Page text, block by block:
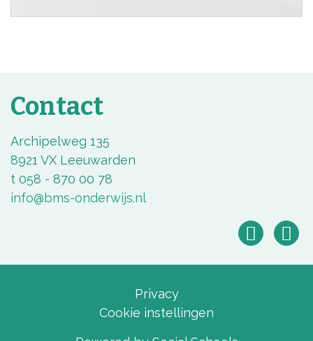
Contact
Archipelweg 135
8921 VX Leeuwarden
t 058 - 870 00 78
info@bms-onderwijs.nl
Privacy
Cookie instellingen